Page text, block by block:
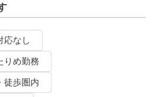
応なし
りめ勤務
徒歩圏内